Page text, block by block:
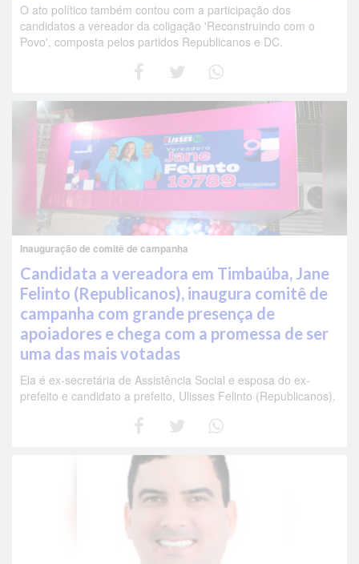
O ato político também contou com a participação dos
candidatos a vereador da coligação 'Reconstruindo com o
Povo', composta pelos partidos Republicanos e DC.
Inauguração de comitê de campanha
Candidata a vereadora em Timbaúba, Jane
Felinto (Republicanos), inaugura comitê de
campanha com grande presença de
apoiadores e chega com a promessa de ser
uma das mais votadas
Ela é ex-secretária de Assistência Social e esposa do ex-
prefeito e candidato a prefeito, Ulisses Felinto (Republicanos).